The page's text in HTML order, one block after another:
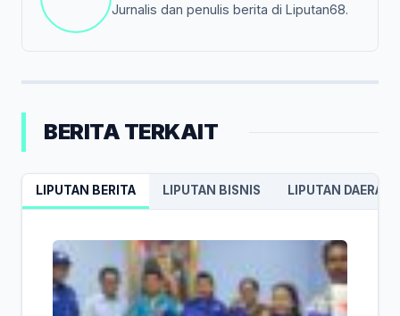
Jurnalis dan penulis berita di Liputan68.
BERITA TERKAIT
LIPUTAN BERITA LIPUTAN BISNIS LIPUTAN DAERAH